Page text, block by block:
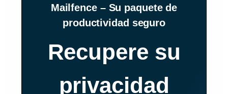
Mailfence – Su paquete de
productividad seguro
Recupere su
privacidad